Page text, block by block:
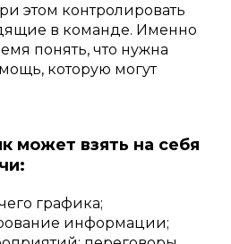
этом контролировать
в команде. Именно
понять, что нужна
которую могут
может взять на себя
графика;
информации;